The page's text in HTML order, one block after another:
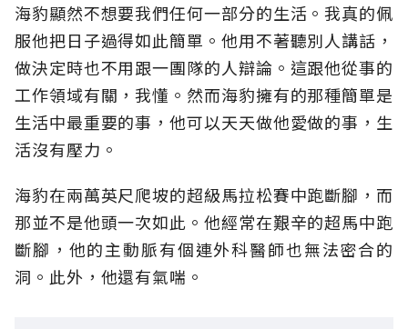
海豹顯然不想要我們任何一部分的生活。我真的佩
服他把日子過得如此簡單。他用不著聽別人講話，
做決定時也不用跟一團隊的人辯論。這跟他從事的
工作領域有關，我懂。然而海豹擁有的那種簡單是
生活中最重要的事，他可以天天做他愛做的事，生
活沒有壓力。
海豹在兩萬英尺爬坡的超級馬拉松賽中跑斷腳，而
那並不是他頭一次如此。他經常在艱辛的超馬中跑
斷腳，他的主動脈有個連外科醫師也無法密合的
洞。此外，他還有氣喘。